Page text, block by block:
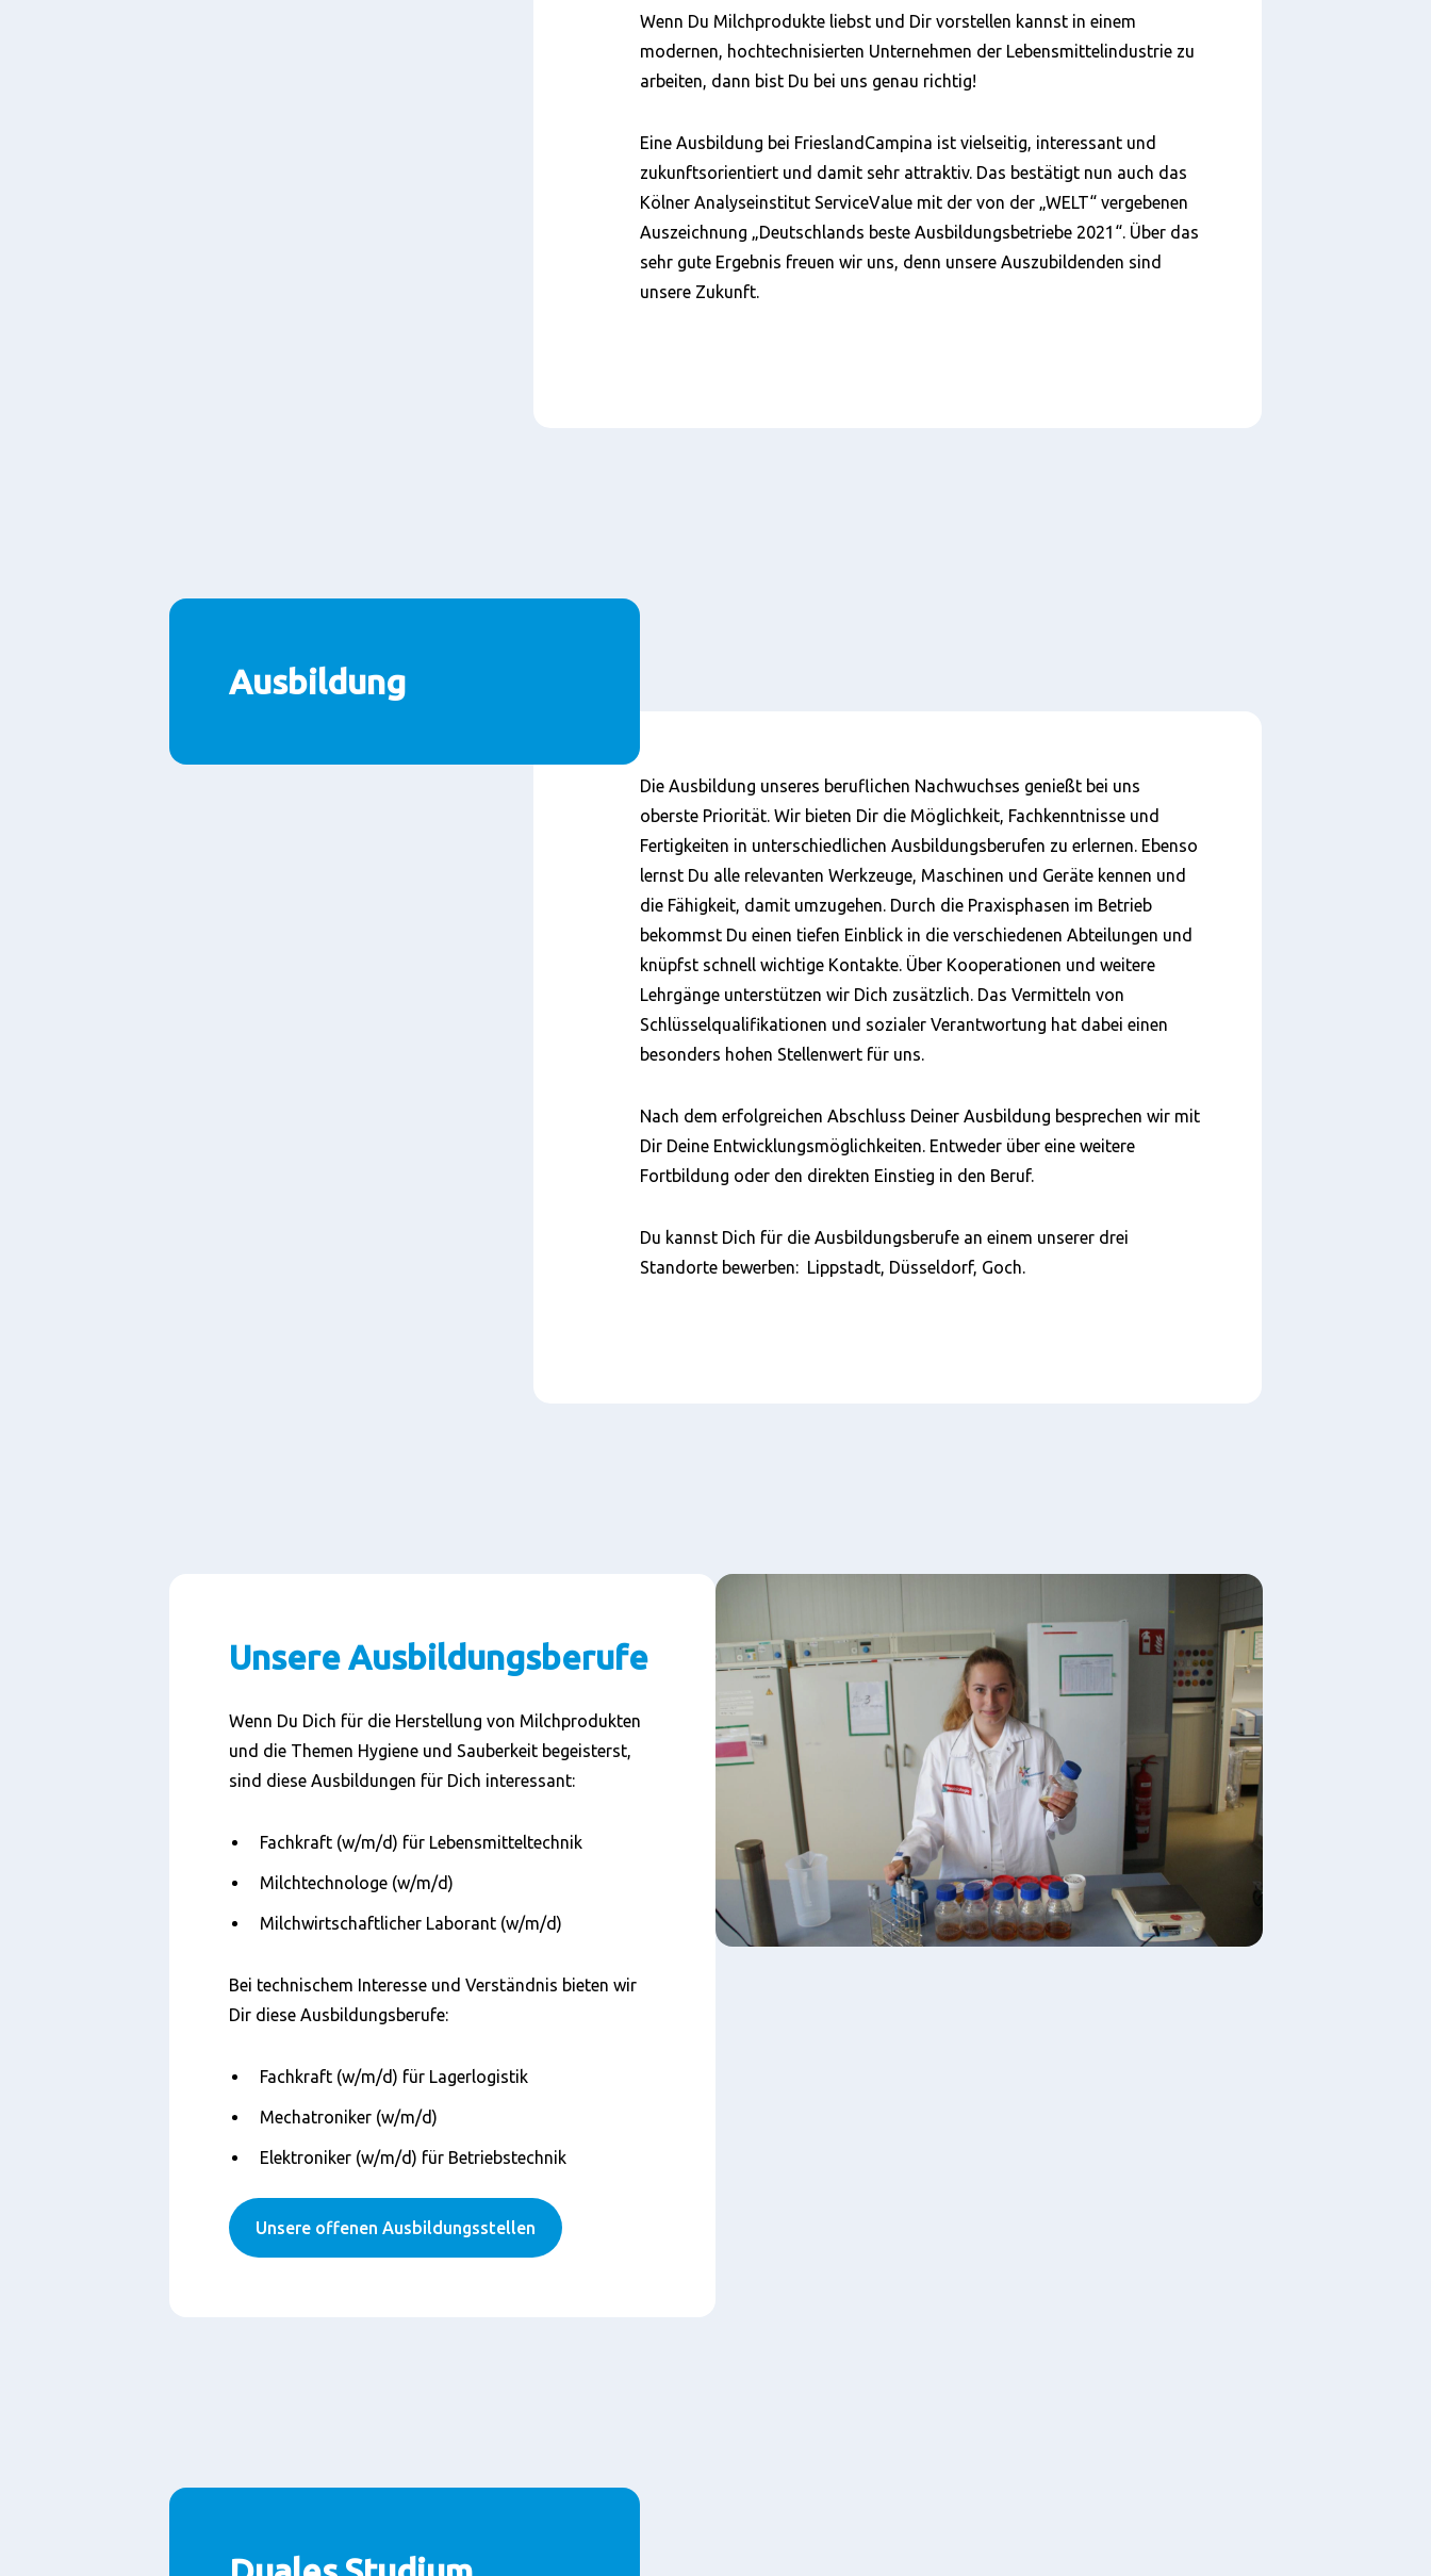
Wenn Du Milchprodukte liebst und Dir vorstellen kannst in einem
modernen, hochtechnisierten Unternehmen der Lebensmittelindustrie zu
arbeiten, dann bist Du bei uns genau richtig!
Eine Ausbildung bei FrieslandCampina ist vielseitig, interessant und
zukunftsorientiert und damit sehr attraktiv. Das bestätigt nun auch das
Kölner Analyseinstitut ServiceValue mit der von der „WELT“ vergebenen
Auszeichnung „Deutschlands beste Ausbildungsbetriebe 2021“. Über das
sehr gute Ergebnis freuen wir uns, denn unsere Auszubildenden sind
unsere Zukunft.
Ausbildung
Content
Die Ausbildung unseres beruflichen Nachwuchses genießt bei uns
oberste Priorität. Wir bieten Dir die Möglichkeit, Fachkenntnisse und
Fertigkeiten in unterschiedlichen Ausbildungsberufen zu erlernen. Ebenso
lernst Du alle relevanten Werkzeuge, Maschinen und Geräte kennen und
die Fähigkeit, damit umzugehen. Durch die Praxisphasen im Betrieb
bekommst Du einen tiefen Einblick in die verschiedenen Abteilungen und
knüpfst schnell wichtige Kontakte. Über Kooperationen und weitere
Lehrgänge unterstützen wir Dich zusätzlich. Das Vermitteln von
Schlüsselqualifikationen und sozialer Verantwortung hat dabei einen
besonders hohen Stellenwert für uns.
Nach dem erfolgreichen Abschluss Deiner Ausbildung besprechen wir mit
Dir Deine Entwicklungsmöglichkeiten. Entweder über eine weitere
Fortbildung oder den direkten Einstieg in den Beruf.
Du kannst Dich für die Ausbildungsberufe an einem unserer drei
Standorte bewerben: Lippstadt, Düsseldorf, Goch.
Unsere Ausbildungsberufe
Wenn Du Dich für die Herstellung von Milchprodukten
und die Themen Hygiene und Sauberkeit begeisterst,
sind diese Ausbildungen für Dich interessant:
Fachkraft (w/m/d) für Lebensmitteltechnik
Milchtechnologe (w/m/d)
Milchwirtschaftlicher Laborant (w/m/d)
Bei technischem Interesse und Verständnis bieten wir
Dir diese Ausbildungsberufe:
Fachkraft (w/m/d) für Lagerlogistik
Mechatroniker (w/m/d)
Elektroniker (w/m/d) für Betriebstechnik
Unsere offenen Ausbildungsstellen